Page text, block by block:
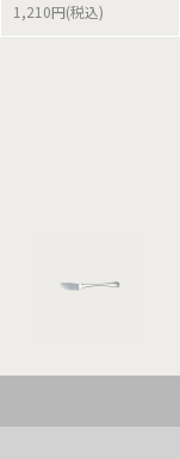
1,210円(税込)